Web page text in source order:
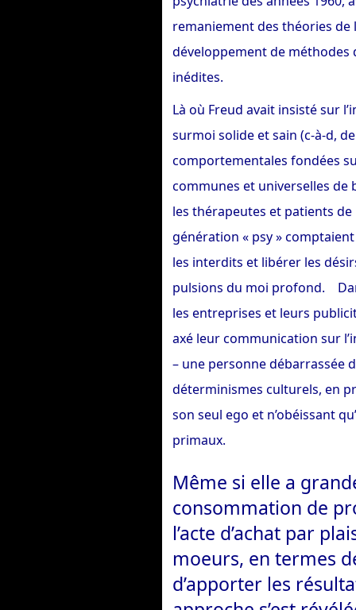
remaniement des théories de
développement de méthodes
inédites.
Là où Freud avait insisté sur
surmoi solide et sain (c-à-d,
comportementales fondées
communes et universelles de
les thérapeutes et patients de
génération « psy »
les interdits et libérer les
pulsions du moi profond.
les entreprises et leurs
axé leur communication sur
– une personne débarrassée
déterminismes culturels, en
son seul ego et n’obéissant
primaux.
Même si elle a
consommation de
l’acte d’achat par
moeurs, en termes
d’apporter les